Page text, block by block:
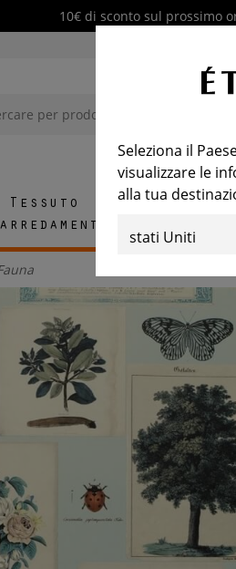
10€ di sconto sul prossimo
Tessuto
Seleziona il
visualizzare le
alla tua